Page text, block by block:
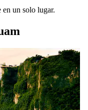
en un solo lugar.